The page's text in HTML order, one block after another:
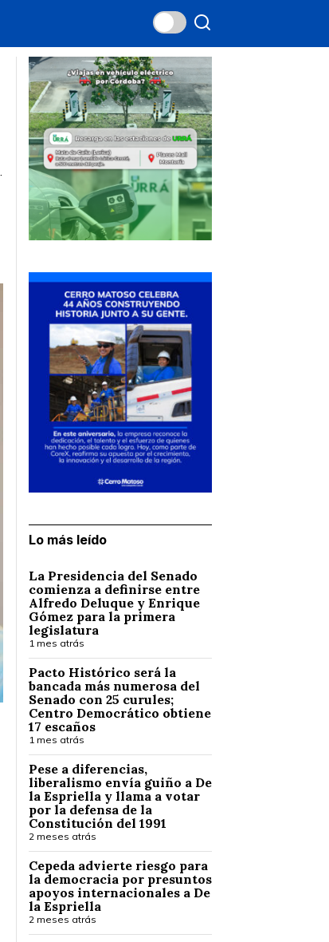
Lo más leído
La Presidencia del Senado
comienza a definirse entre
Alfredo Deluque y Enrique
Gómez para la primera
legislatura
1 mes atrás
Pacto Histórico será la
bancada más numerosa del
Senado con 25 curules;
Centro Democrático obtiene
17 escaños
1 mes atrás
Pese a diferencias,
liberalismo envía guiño a De
la Espriella y llama a votar
por la defensa de la
Constitución del 1991
2 meses atrás
Cepeda advierte riesgo para
la democracia por presuntos
apoyos internacionales a De
la Espriella
2 meses atrás